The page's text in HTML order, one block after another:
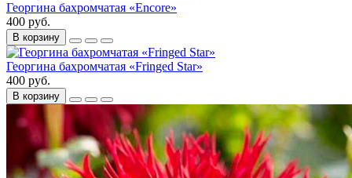
Георгина бахромчатая «Encore»
400 руб.
В корзину
Георгина бахромчатая «Fringed Star»
400 руб.
В корзину